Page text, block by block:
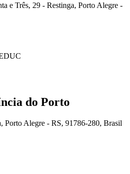
e Três, 29 - Restinga, Porto Alegre -
do Porto
Porto Alegre - RS, 91786-280, Brasil